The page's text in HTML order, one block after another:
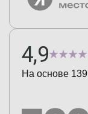
4,9
На основе 139